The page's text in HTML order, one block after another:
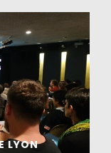
LYON